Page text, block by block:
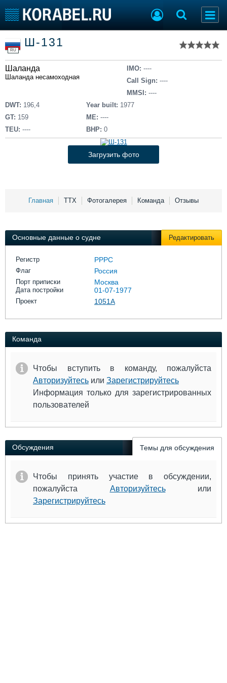
Тип судна
Добавить судно
Добавить проект
Последние 100
Пульс
Новости
Компании
Репутация
Торговая площадка
Доска объявлений
Продажа флота
Оборудование
Изделия
Материалы
Услуги
Выставки и семинары
Личности
Словарь
Галерея флота
Форум
RU
Ш-131
Шаланда
Шаланда несамоходная
IMO: ----
Call Sign: ----
MMSI: ----
DWT: 196,4
GT: 159
TEU: ----
Year built: 1977
ME: ----
BHP: 0
Загрузить фото
Главная ТТХ Фотогалерея Команда Отзывы
Основные данные о судне Редактировать
Регистр РРРС
Флаг Россия
Порт приписки Москва
Дата постройки 01-07-1977
Проект 1051А
Команда
Чтобы вступить в команду, пожалуйста
Авторизуйтесь или Зарегистрируйтесь
Информация только для зарегистрированных
пользователей
Обсуждения Темы для обсуждения
Чтобы принять участие в обсуждении,
пожалуйста Авторизуйтесьили
Зарегистрируйтесь